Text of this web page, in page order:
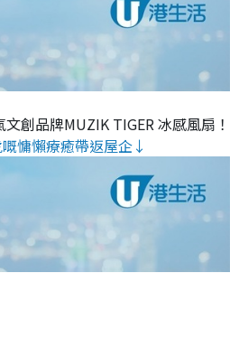
文創品牌MUZIK TIGER 冰感風扇！
慵懶療癒帶返屋企↓